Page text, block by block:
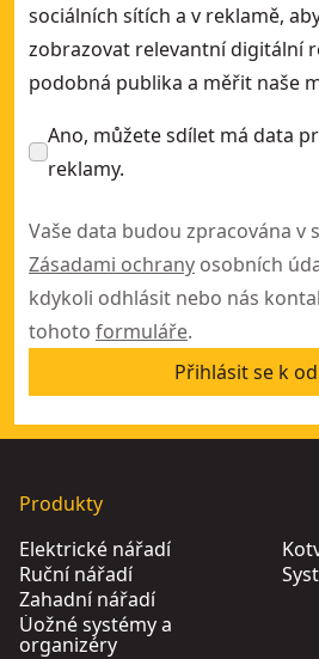
sociálních sítích a v reklamě,
zobrazovat relevantní digitální
podobná publika a měřit naše
Ano, můžete sdílet má data
reklamy.
Vaše data budou zpracována v
Zásadami ochrany osobních
kdykoli odhlásit nebo nás
tohoto formuláře.
Přihlásit se k
Produkty
Elektrické nářadí
Ruční nářadí
Zahadní nářadí
Úožné systémy a
organizéry